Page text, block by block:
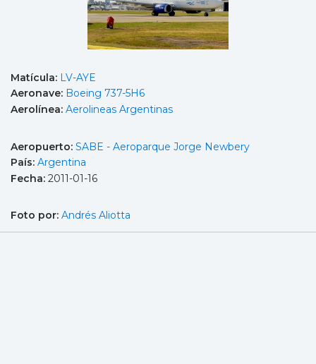
Matícula: LV-AYE
Aeronave: Boeing 737-5H6
Aerolínea: Aerolineas Argentinas
Aeropuerto: SABE - Aeroparque Jorge Newbery
País: Argentina
Fecha: 2011-01-16
Foto por: Andrés Aliotta